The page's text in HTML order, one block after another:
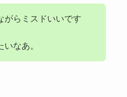
がらミスドいいです
なあ。